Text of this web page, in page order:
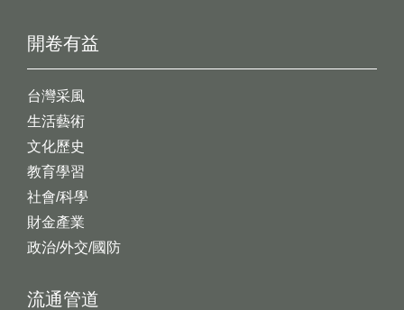
開卷有益
台灣采風
生活藝術
文化歷史
教育學習
社會/科學
財金產業
政治/外交/國防
流通管道